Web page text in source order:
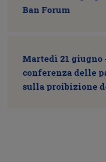
Ban Forum
Martedì 21 giugno
conferenza delle
sulla proibizione